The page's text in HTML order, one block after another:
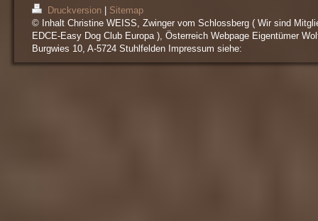
Druckversion
Sitemap
© Inhalt Christine WEISS, Zwinger vom Schlossberg ( Wir sind
EDCE-Easy Dog Club Europa ), Österreich Webpage Eigentümer
Burgwies 10, A-5724 Stuhlfelden Impressum siehe: